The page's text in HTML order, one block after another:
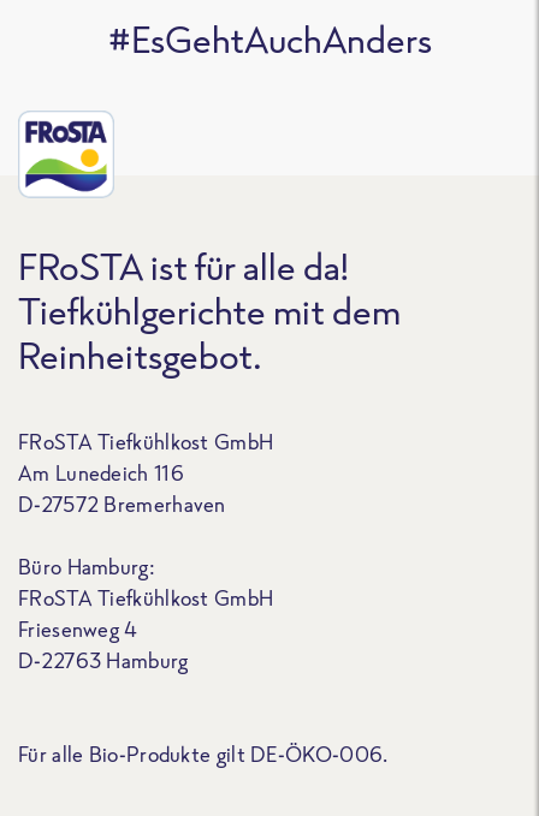
#EsGehtAuchAnders
FRoSTA ist für alle da!
Tiefkühlgerichte mit dem
Reinheitsgebot.
FRoSTA Tiefkühlkost GmbH
Am Lunedeich 116
D-27572 Bremerhaven
Büro Hamburg:
FRoSTA Tiefkühlkost GmbH
Friesenweg 4
D-22763 Hamburg
Für alle Bio-Produkte gilt DE-ÖKO-006.